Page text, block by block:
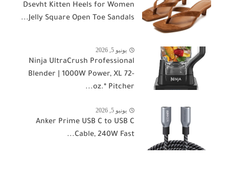
Dsevht Kitten Heels for Women
Jelly Square Open Toe Sandals...
يونيو 5, 2026
Ninja UltraCrush Professional
Blender | 1000W Power, XL 72-
oz.* Pitcher...
يونيو 5, 2026
Anker Prime USB C to USB C
Cable, 240W Fast...